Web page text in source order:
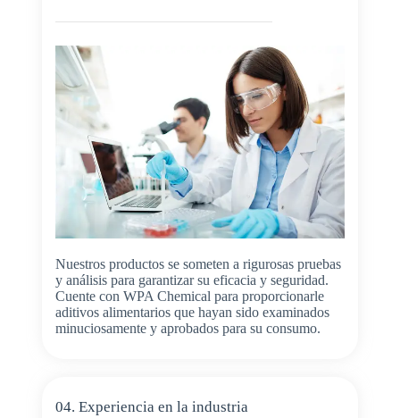
Nuestros productos se someten a rigurosas pruebas
y análisis para garantizar su eficacia y seguridad.
Cuente con WPA Chemical para proporcionarle
aditivos alimentarios que hayan sido examinados
minuciosamente y aprobados para su consumo.
04. Experiencia en la industria